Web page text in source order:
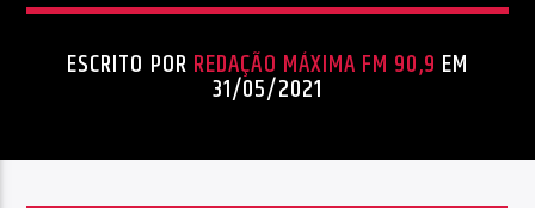
ESCRITO POR REDAÇÃO MÁXIMA FM 90,9 EM
31/05/2021